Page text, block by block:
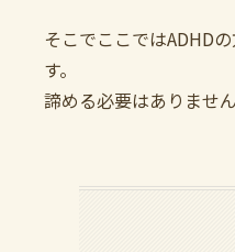
そこでここではADHD
す。
諦める必要はありません